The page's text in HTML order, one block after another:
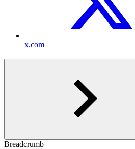
x.com
Breadcrumb